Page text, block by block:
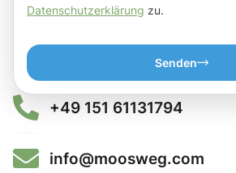
Datenschutzerklärung zu.
Senden
+49 151 61131794
info@moosweg.com